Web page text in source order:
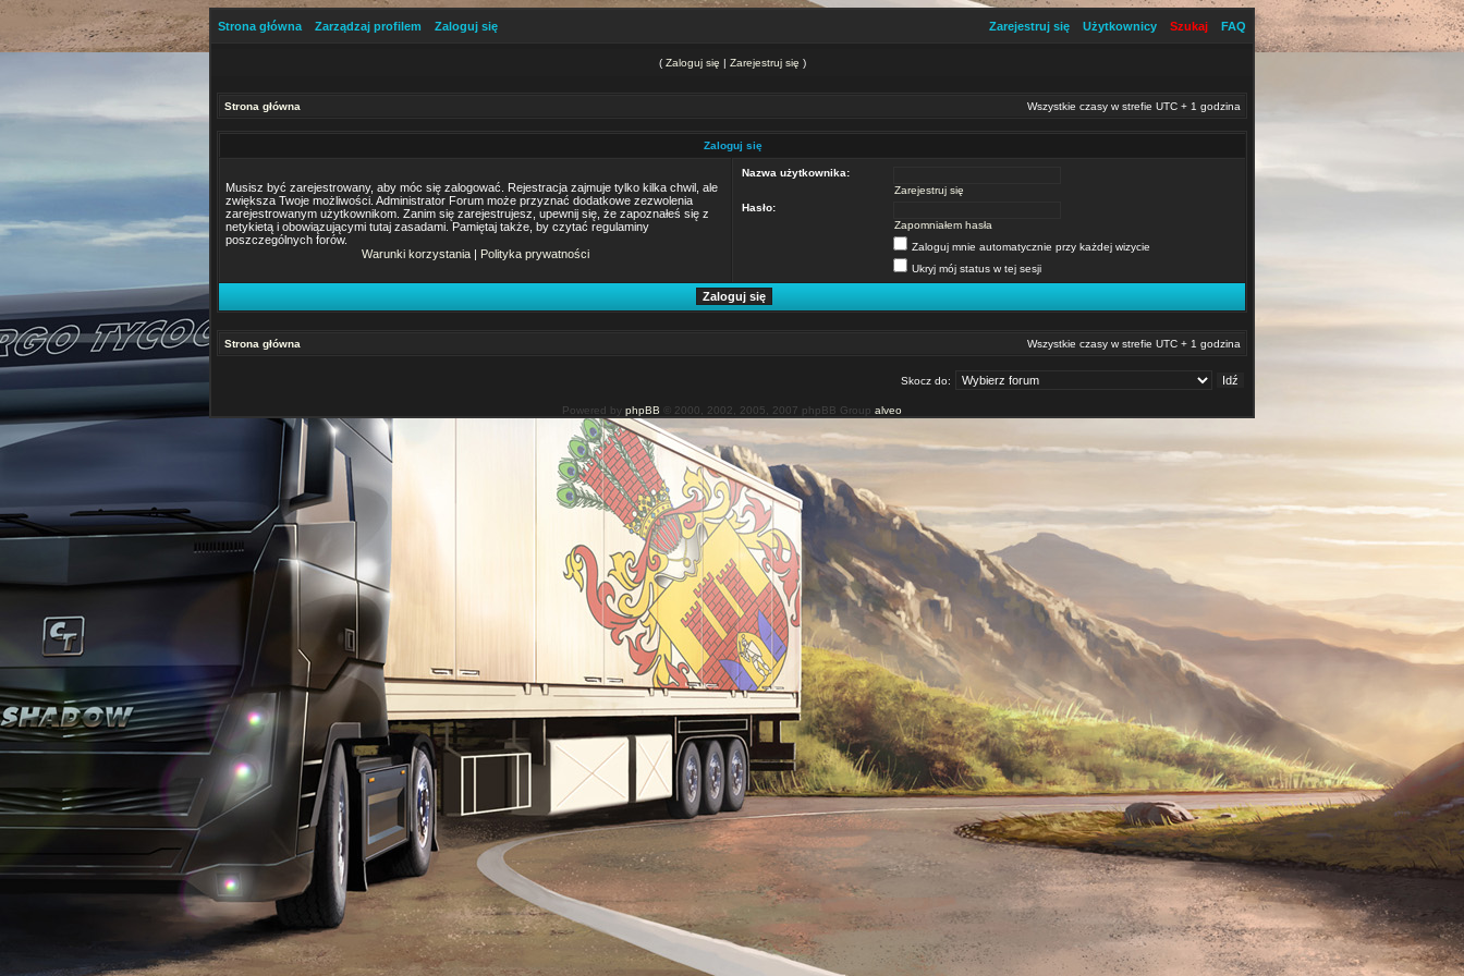
Strona główna Zarządzaj profilem Zaloguj się FAQ
Szukaj
Użytkownicy
Zarejestruj się
( Zaloguj się | Zarejestruj się )
Strona główna Wszystkie czasy w strefie UTC + 1 godzina
Zaloguj się
Musisz być zarejestrowany, aby móc się zalogować. Rejestracja zajmuje tylko kilka chwil, ale
zwiększa Twoje możliwości. Administrator Forum może przyznać dodatkowe zezwolenia
zarejestrowanym użytkownikom. Zanim się zarejestrujesz, upewnij się, że zapoznałeś się z
netykietą i obowiązującymi tutaj zasadami. Pamiętaj także, by czytać regulaminy
poszczególnych forów.
Warunki korzystania | Polityka prywatności
Nazwa użytkownika:
Zarejestruj się
Hasło:
Zapomniałem hasła
Zaloguj mnie automatycznie przy każdej wizycie
Ukryj mój status w tej sesji
Strona główna Wszystkie czasy w strefie UTC + 1 godzina
Skocz do:
Powered by phpBB © 2000, 2002, 2005, 2007 phpBB Group alveo